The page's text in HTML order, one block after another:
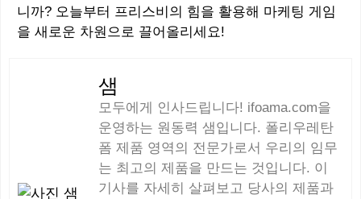
니까? 오늘부터 프리스비의 힘을 활용해 마케팅 게임
을 새로운 차원으로 끌어올리세요!
샘
모두에게 인사드립니다! ifoama.com을
운영하는 원동력 샘입니다. 폴리우레탄
폼 제품 영역의 전문가로서 우리의 임무
는 최고의 제품을 만드는 것입니다. 이
기사를 자세히 살펴보고 당사의 제품과